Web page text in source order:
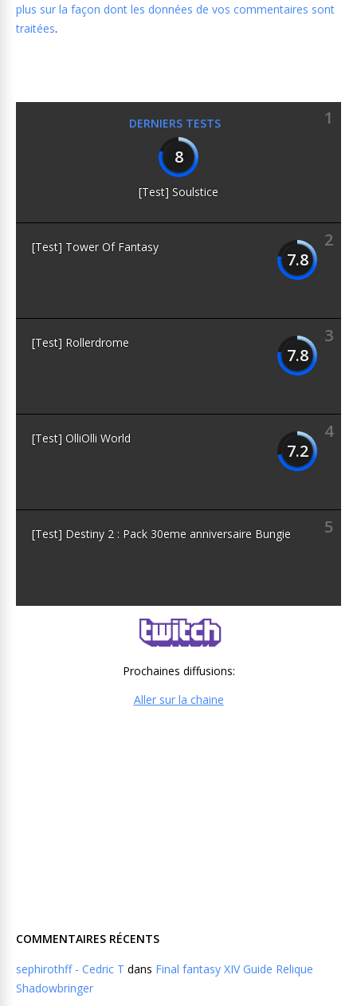
plus sur la façon dont les données de vos commentaires sont
traitées.
DERNIERS TESTS
1
8
[Test] Soulstice
2
7.8
[Test] Tower Of Fantasy
3
7.8
[Test] Rollerdrome
4
7.2
[Test] OlliOlli World
5
[Test] Destiny 2 : Pack 30eme anniversaire Bungie
Prochaines diffusions:
Aller sur la chaine
COMMENTAIRES RÉCENTS
sephirothff - Cedric T dans Final fantasy XIV Guide Relique
Shadowbringer